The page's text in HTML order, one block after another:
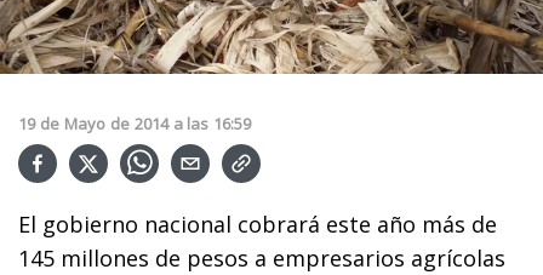
19 de Mayo de 2014 a las 16:59
El gobierno nacional cobrará este año más de
145 millones de pesos a empresarios agrícolas